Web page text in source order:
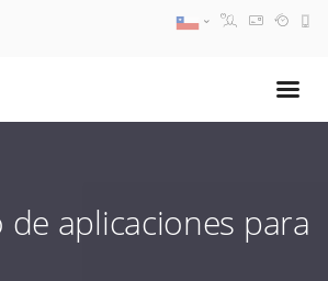
de aplicaciones para
AM A 18:30 PM